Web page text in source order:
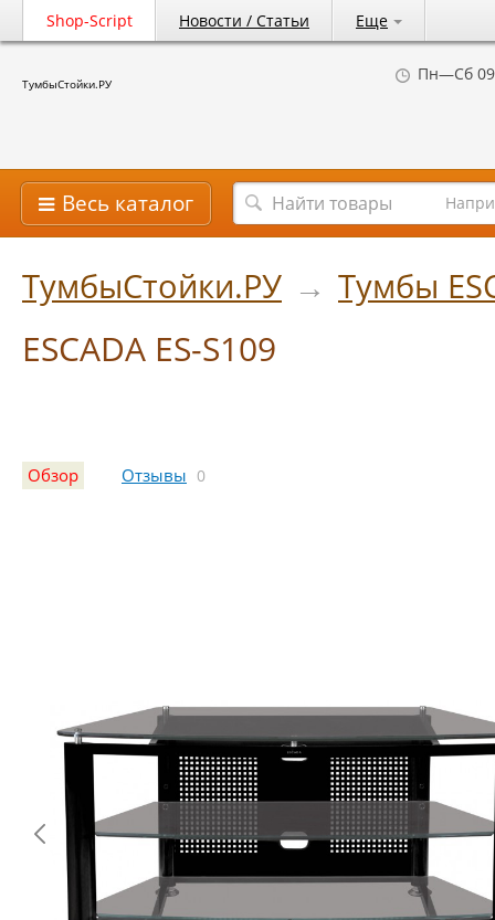
Shop-Script Новости / Статьи Еще
ТумбыСтойки.РУ Пн—Сб
Весь каталог
ТумбыСтойки.РУ → Тумбы
ESCADA ES-S109
Обзор Отзывы 0